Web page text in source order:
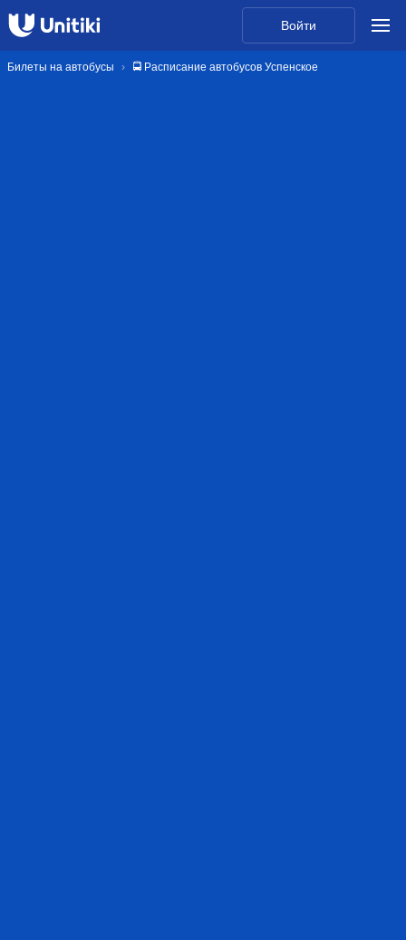
Войти
Билеты на автобусы 🚍 Расписание автобусов Успенское